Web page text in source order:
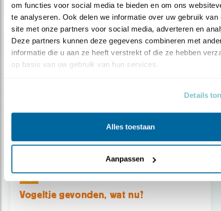
om functies voor social media te bieden en om ons
te analyseren. Ook delen we informatie over uw gebruik van
site met onze partners voor social media, adverteren en
Deze partners kunnen deze gegevens combineren met
informatie die u aan ze heeft verstrekt of die ze hebben
op basis van uw gebruik van hun services.
Details
Alles toestaan
Aanpassen
Help broedende vogels in de tuin
Vogeltje gevonden, wat nu?